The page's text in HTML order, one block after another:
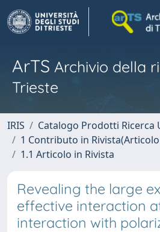
ArTS Archivio della
Trieste
IRIS
Catalogo Prodotti Ricerca
1 Contributo in
1.1 Articolo in Rivista
Revealing the large
effective interaction
interaction with